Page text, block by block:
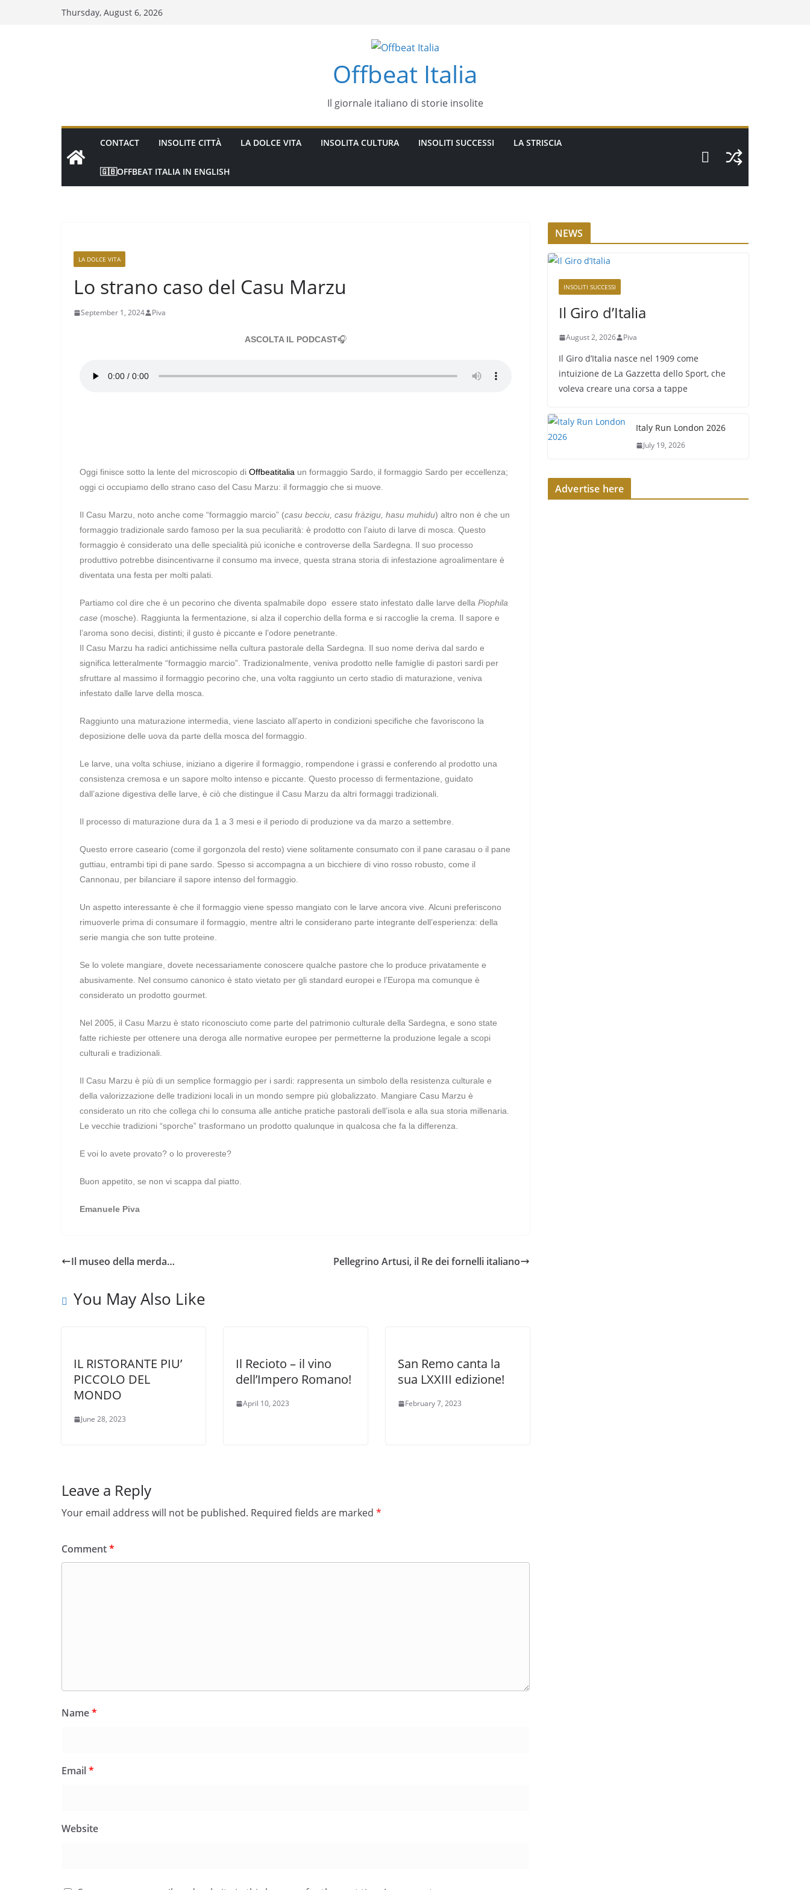
Thursday, August 6, 2026
Offbeat Italia
Il giornale italiano di storie insolite
CONTACT INSOLITE CITTÀ LA DOLCE VITA INSOLITA CULTURA INSOLITI SUCCESSI LA STRISCIA
🇬🇧OFFBEAT ITALIA IN ENGLISH
LA DOLCE VITA
Lo strano caso del Casu Marzu
September 1, 2024 Piva
ASCOLTA IL PODCAST🎧
Oggi finisce sotto la lente del microscopio di Offbeatitalia un formaggio Sardo, il formaggio Sardo per eccellenza;
oggi ci occupiamo dello strano caso del Casu Marzu: il formaggio che si muove.
Il Casu Marzu, noto anche come “formaggio marcio” (casu becciu, casu fràzigu, hasu muhidu) altro non è che un
formaggio tradizionale sardo famoso per la sua peculiarità: è prodotto con l’aiuto di larve di mosca. Questo
formaggio è considerato una delle specialità più iconiche e controverse della Sardegna. Il suo processo
produttivo potrebbe disincentivarne il consumo ma invece, questa strana storia di infestazione agroalimentare è
diventata una festa per molti palati.
Partiamo col dire che è un pecorino che diventa spalmabile dopo essere stato infestato dalle larve della Piophila
case (mosche). Raggiunta la fermentazione, si alza il coperchio della forma e si raccoglie la crema. Il sapore e
l’aroma sono decisi, distinti; il gusto è piccante e l’odore penetrante.
Il Casu Marzu ha radici antichissime nella cultura pastorale della Sardegna. Il suo nome deriva dal sardo e
significa letteralmente “formaggio marcio”. Tradizionalmente, veniva prodotto nelle famiglie di pastori sardi per
sfruttare al massimo il formaggio pecorino che, una volta raggiunto un certo stadio di maturazione, veniva
infestato dalle larve della mosca.
Raggiunto una maturazione intermedia, viene lasciato all’aperto in condizioni specifiche che favoriscono la
deposizione delle uova da parte della mosca del formaggio.
Le larve, una volta schiuse, iniziano a digerire il formaggio, rompendone i grassi e conferendo al prodotto una
consistenza cremosa e un sapore molto intenso e piccante. Questo processo di fermentazione, guidato
dall’azione digestiva delle larve, è ciò che distingue il Casu Marzu da altri formaggi tradizionali.
Il processo di maturazione dura da 1 a 3 mesi e il periodo di produzione va da marzo a settembre.
Questo errore caseario (come il gorgonzola del resto) viene solitamente consumato con il pane carasau o il pane
guttiau, entrambi tipi di pane sardo. Spesso si accompagna a un bicchiere di vino rosso robusto, come il
Cannonau, per bilanciare il sapore intenso del formaggio.
Un aspetto interessante è che il formaggio viene spesso mangiato con le larve ancora vive. Alcuni preferiscono
rimuoverle prima di consumare il formaggio, mentre altri le considerano parte integrante dell’esperienza: della
serie mangia che son tutte proteine.
Se lo volete mangiare, dovete necessariamente conoscere qualche pastore che lo produce privatamente e
abusivamente. Nel consumo canonico è stato vietato per gli standard europei e l’Europa ma comunque è
considerato un prodotto gourmet.
Nel 2005, il Casu Marzu è stato riconosciuto come parte del patrimonio culturale della Sardegna, e sono state
fatte richieste per ottenere una deroga alle normative europee per permetterne la produzione legale a scopi
culturali e tradizionali.
Il Casu Marzu è più di un semplice formaggio per i sardi: rappresenta un simbolo della resistenza culturale e
della valorizzazione delle tradizioni locali in un mondo sempre più globalizzato. Mangiare Casu Marzu è
considerato un rito che collega chi lo consuma alle antiche pratiche pastorali dell’isola e alla sua storia millenaria.
Le vecchie tradizioni “sporche” trasformano un prodotto qualunque in qualcosa che fa la differenza.
E voi lo avete provato? o lo provereste?
Buon appetito, se non vi scappa dal piatto.
Emanuele Piva
Il museo della merda… Pellegrino Artusi, il Re dei fornelli italiano
You May Also Like
IL RISTORANTE PIU’
PICCOLO DEL
MONDO
June 28, 2023
Il Recioto – il vino
dell’Impero Romano!
April 10, 2023
San Remo canta la
sua LXXIII edizione!
February 7, 2023
Leave a Reply
Your email address will not be published. Required fields are marked *
Comment*
Name*
Email*
Website
NEWS
INSOLITI SUCCESSI
Il Giro d’Italia
August 2, 2026 Piva
Il Giro d’Italia nasce nel 1909 come
intuizione de La Gazzetta dello Sport, che
voleva creare una corsa a tappe
Italy Run London 2026
July 19, 2026
Advertise here